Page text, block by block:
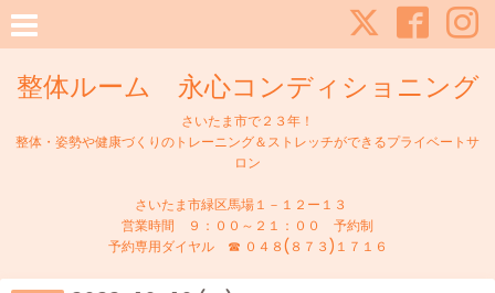
整体ルーム 永心コンディショニング
さいたま市で２３年！
整体・姿勢や健康づくりのトレーニング＆ストレッチができるプライベートサ
ロン
さいたま市緑区馬場１－１２ー１３
営業時間 ９：００～２１：００ 予約制
予約専用ダイヤル ☎ ０４８(８７３)１７１６